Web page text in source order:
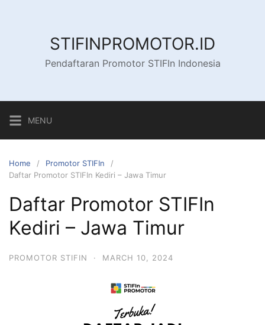
STIFINPROMOTOR.ID
Pendaftaran Promotor STIFIn Indonesia
MENU
Home
Promotor STIFIn
Daftar Promotor STIFIn Kediri – Jawa Timur
Daftar Promotor STIFIn
Kediri – Jawa Timur
PROMOTOR STIFIN · MARCH 10, 2024